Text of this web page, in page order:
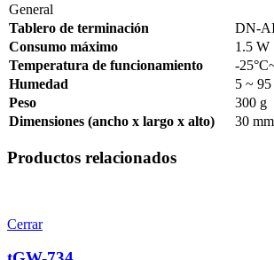
General
Tablero de terminación
DN-
Consumo máximo
1.5 W
Temperatura de funcionamiento
-
Humedad
5 ~
Peso
300 g
Dimensiones (ancho x largo x alto)
30
Productos relacionados
Cerrar